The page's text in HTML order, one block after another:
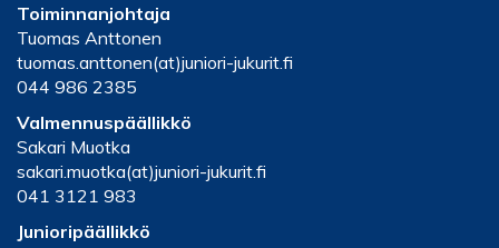
Toiminnanjohtaja
Tuomas Anttonen
tuomas.anttonen(at)juniori-jukurit.fi
044 986 2385
Valmennuspäällikkö
Sakari Muotka
sakari.muotka(at)juniori-jukurit.fi
041 3121 983
Junioripäällikkö